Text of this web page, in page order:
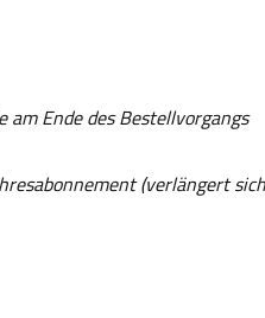
am Ende des Bestellvorgangs
(verlängert